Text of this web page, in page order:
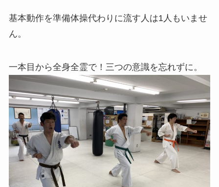
基本動作を準備体操代わりに流す人は1人もいませ
ん。
一本目から全身全霊で！三つの意識を忘れずに。